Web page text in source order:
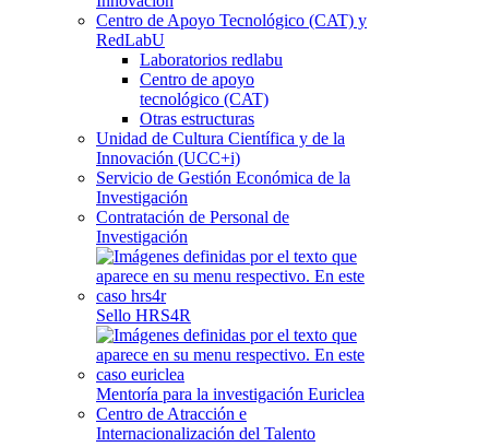
Centro de Apoyo Tecnológico (CAT) y
RedLabU
Laboratorios redlabu
Centro de apoyo
tecnológico (CAT)
Otras estructuras
Unidad de Cultura Científica y de la
Innovación (UCC+i)
Servicio de Gestión Económica de la
Investigación
Contratación de Personal de
Investigación
Sello HRS4R
Mentoría para la investigación Euriclea
Centro de Atracción e
Internacionalización del Talento